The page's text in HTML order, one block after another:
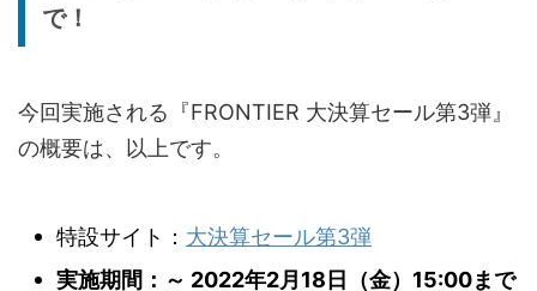
で！
今回実施される『FRONTIER 大決算セール第3弾』
の概要は、以上です。
特設サイト： 大決算セール第3弾
実施期間：～ 2022年2月18日（金）15:00まで